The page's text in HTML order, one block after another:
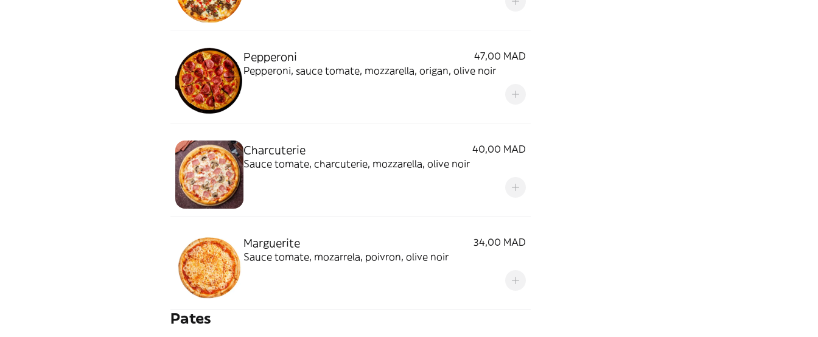
Pepperoni
47,00 MAD
Pepperoni, sauce tomate, mozzarella, origan, olive noir
Charcuterie
40,00 MAD
Sauce tomate, charcuterie, mozzarella, olive noir
Marguerite
34,00 MAD
Sauce tomate, mozarrela, poivron, olive noir
Pates